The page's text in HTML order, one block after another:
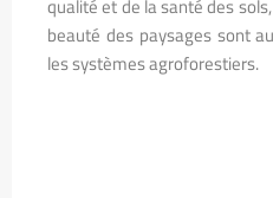
qualité et de la santé des
beauté des paysages sont
les systèmes agroforestiers.